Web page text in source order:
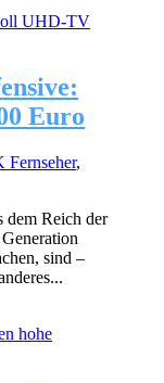
Euro
Fernseher,
dem Reich der
sind –